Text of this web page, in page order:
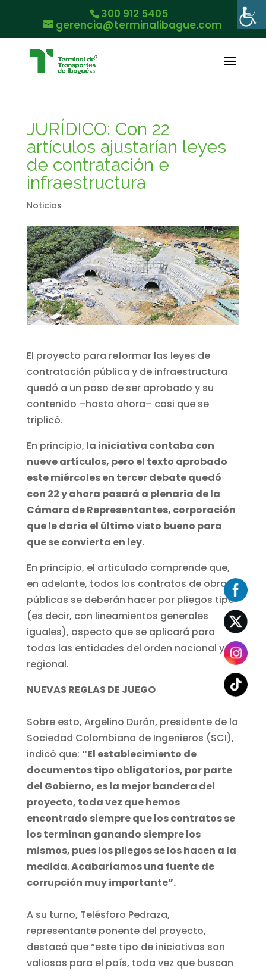
300 912 5405
gerencia@terminalibague.com
JURÍDICO: Con 22
artículos ajustarían leyes
de contratación e
infraestructura
Noticias
El proyecto para reformar las leyes de
contratación pública y de infraestructura
quedó a un paso de ser aprobado y su
contenido –hasta ahora– casi que se
triplicó.
En principio, la iniciativa contaba con
nueve artículos, pero el texto aprobado
este miércoles en tercer debate quedó
con 22 y ahora pasará a plenaria de la
Cámara de Representantes, corporación
que le daría el último visto bueno para
que se convierta en ley.
En principio, el articulado comprende que,
en adelante, todos los contratos de obras
públicas se deberán hacer por pliegos tipo
(es decir, con lineamientos generales
iguales), aspecto que se aplicará para
todas las entidades del orden nacional y
regional.
NUEVAS REGLAS DE JUEGO
Sobre esto, Argelino Durán, presidente de la
Sociedad Colombiana de Ingenieros (SCI),
indicó que: “El establecimiento de
documentos tipo obligatorios, por parte
del Gobierno, es la mejor bandera del
proyecto, toda vez que hemos
encontrado siempre que los contratos se
los terminan ganando siempre los
mismos, pues los pliegos se los hacen a la
medida. Acabaríamos una fuente de
corrupción muy importante”.
A su turno, Telésforo Pedraza,
representante ponente del proyecto,
destacó que “este tipo de iniciativas son
valiosas para el país, toda vez que buscan